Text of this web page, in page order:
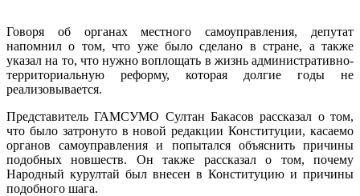
Говоря об органах местного самоуправления, депутат
напомнил о том, что уже было сделано в стране, а также
указал на то, что нужно воплощать в жизнь административно-
территориальную реформу, которая долгие годы не
реализовывается.
Представитель ГАМСУМО Султан Бакасов рассказал о том,
что было затронуто в новой редакции Конституции, касаемо
органов самоуправления и попытался объяснить причины
подобных новшеств. Он также рассказал о том, почему
Народный курултай был внесен в Конституцию и причины
подобного шага.